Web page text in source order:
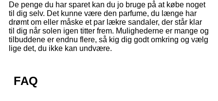
De penge du har sparet kan du jo bruge på at købe noget
til dig selv. Det kunne være den parfume, du længe har
drømt om eller måske et par lækre sandaler, der står klar
til dig når solen igen titter frem. Mulighederne er mange og
tilbuddene er endnu flere, så kig dig godt omkring og vælg
lige det, du ikke kan undvære.
FAQ